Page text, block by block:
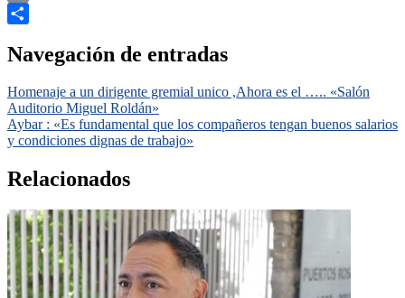
Email
Navegación de entradas
Homenaje a un dirigente gremial unico ,Ahora es el ….. «Salón
Auditorio Miguel Roldán»
Aybar : «Es fundamental que los compañeros tengan buenos salarios
y condiciones dignas de trabajo»
Relacionados